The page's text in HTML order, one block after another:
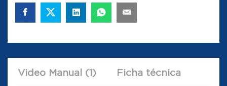
Video Manual (1) Ficha técnica